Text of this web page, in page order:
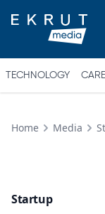
TECHNOLOGY
Home Media
Startup